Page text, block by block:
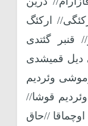
ارکئگ
قنبر گئتدی
دیل قمیشدی
وئردیم
قوشا//
//حاق